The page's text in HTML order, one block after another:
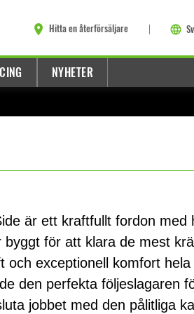
Hitta en återförsäljare
NYHETER
är ett kraftfullt fordon med
för att klara de mest
och exceptionell komfort
den perfekta följeslagaren
jobbet med den pålitliga